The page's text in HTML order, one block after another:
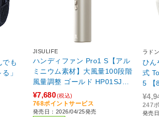
でも
」
JISULIFE
ハンディファン Pro1 S【アル
ミニウム素材】大風量100段階
風量調整 ゴールド HP01SJF2
1
¥7,680(税込)
768ポイントサービス
発売日：2026/04/25発売
ラド
ひ
式
5 【
247
発売